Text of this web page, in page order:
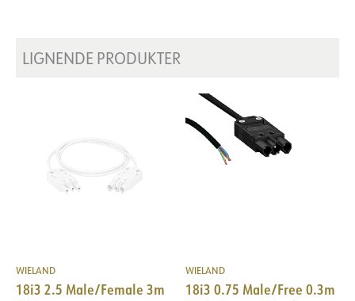
LIGNENDE PRODUKTER
WIELAND
18i3 2.5 Male/Female 3m
WIELAND
18i3 0.75 Male/Free 0.3m